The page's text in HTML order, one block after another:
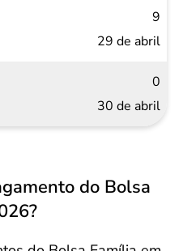
9
29 de abril
0
30 de abril
do Bolsa